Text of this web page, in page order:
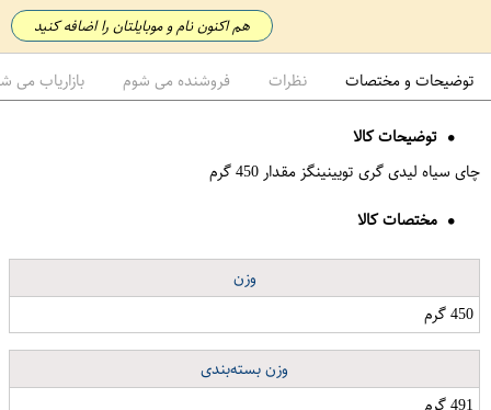
هم اکنون نام و موبایلتان را اضافه کنید
توضیحات و مختصات نظرات فروشنده می شوم بازاریاب می
توضیحات کالا
چای سیاه لیدی گری تویینینگز مقدار 450 گرم
مختصات کالا
وزن
450 گرم
وزن بسته‌بندی